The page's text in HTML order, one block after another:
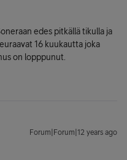
edes pitkällä tikulla ja
16 kuukautta joka
on lopppunut.
Forum|Forum|12 years ago